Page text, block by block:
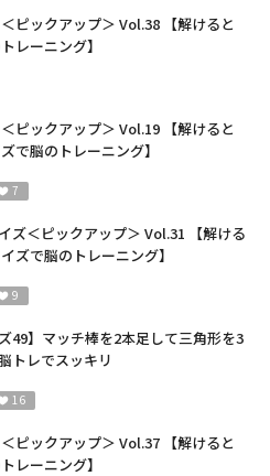
ピックアップ＞ Vol.38 【解けると
レーニング】
ピックアップ＞ Vol.19 【解けると
で脳のトレーニング】
7
ズ＜ピックアップ＞ Vol.31 【解ける
ズで脳のトレーニング】
9
49】マッチ棒を2本足して三角形を3
トレでスッキリ
16
ピックアップ＞ Vol.37 【解けると
レーニング】